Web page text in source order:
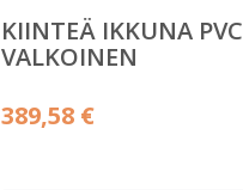
KIINTEÄ IKKUNA PVC
VALKOINEN
389,58 €